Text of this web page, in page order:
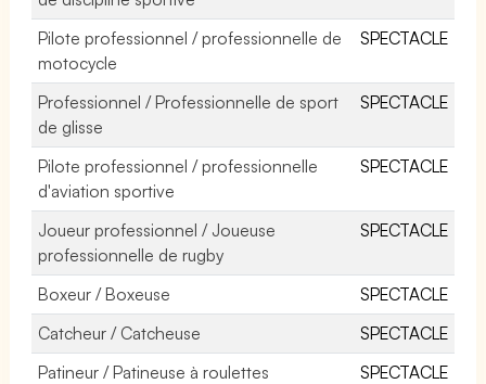
Pilote professionnel / professionnelle de
motocycle
SPECTACLE
Professionnel / Professionnelle de sport
de glisse
SPECTACLE
Pilote professionnel / professionnelle
d'aviation sportive
SPECTACLE
Joueur professionnel / Joueuse
professionnelle de rugby
SPECTACLE
Boxeur / Boxeuse
SPECTACLE
Catcheur / Catcheuse
SPECTACLE
Patineur / Patineuse à roulettes
SPECTACLE